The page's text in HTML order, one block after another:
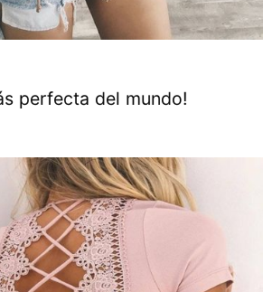
perfecta del mundo!